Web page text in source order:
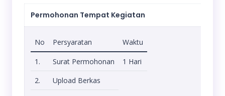
Permohonan Tempat Kegiatan
No Persyaratan Waktu
1. Surat Permohonan
1 Hari
2.
Upload Berkas